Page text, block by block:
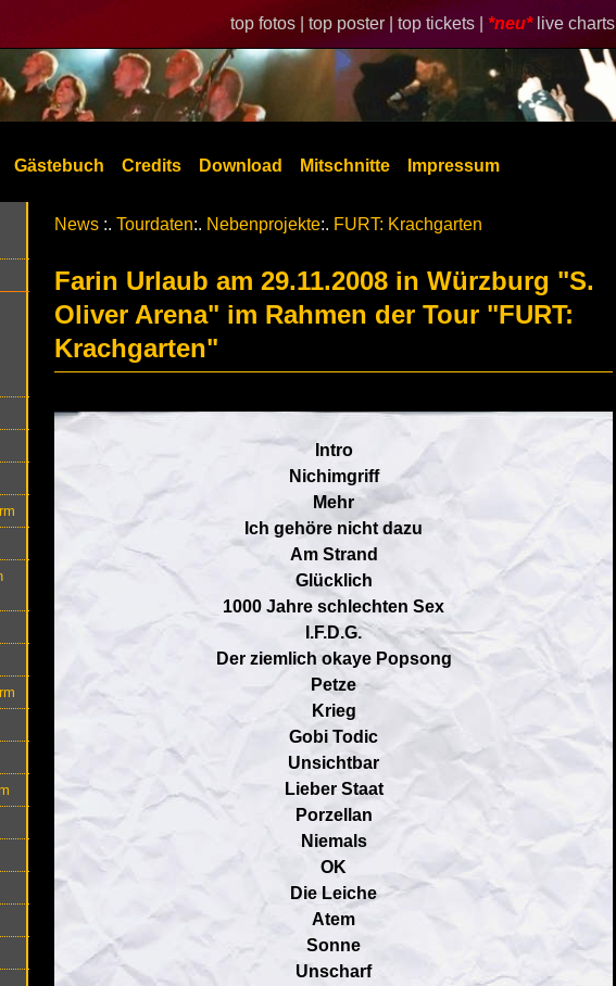
top fotos | top poster | top tickets | *neu* live charts
Gästebuch Credits Download Mitschnitte Impressum
News :. Tourdaten:. Nebenprojekte:. FURT: Krachgarten
Farin Urlaub am 29.11.2008 in Würzburg "S.
Oliver Arena" im Rahmen der Tour "FURT:
Krachgarten"
Intro
Nichimgriff
Mehr
Ich gehöre nicht dazu
Am Strand
Glücklich
1000 Jahre schlechten Sex
I.F.D.G.
Der ziemlich okaye Popsong
Petze
Krieg
Gobi Todic
Unsichtbar
Lieber Staat
Porzellan
Niemals
OK
Die Leiche
Atem
Sonne
Unscharf